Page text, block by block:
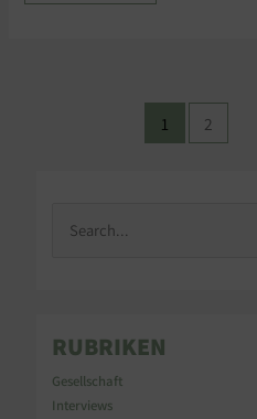
1 2
n
n
a
c
RUBRIKEN
Gesellschaft
Interviews